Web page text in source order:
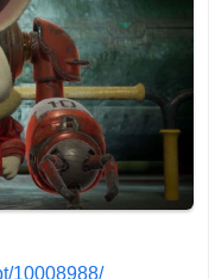
10008988/